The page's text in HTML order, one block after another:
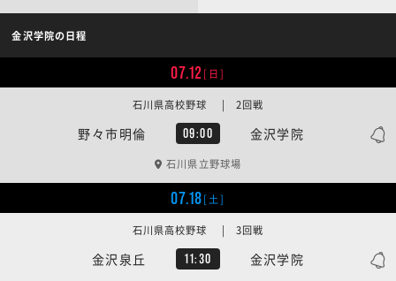
金沢学院の日程
07.12[日]
野々市明倫 09:00 金沢学院
石川県高校野球 | 2回戦
石川県立野球場
07.18[土]
金沢泉丘 11:30 金沢学院
石川県高校野球 | 3回戦